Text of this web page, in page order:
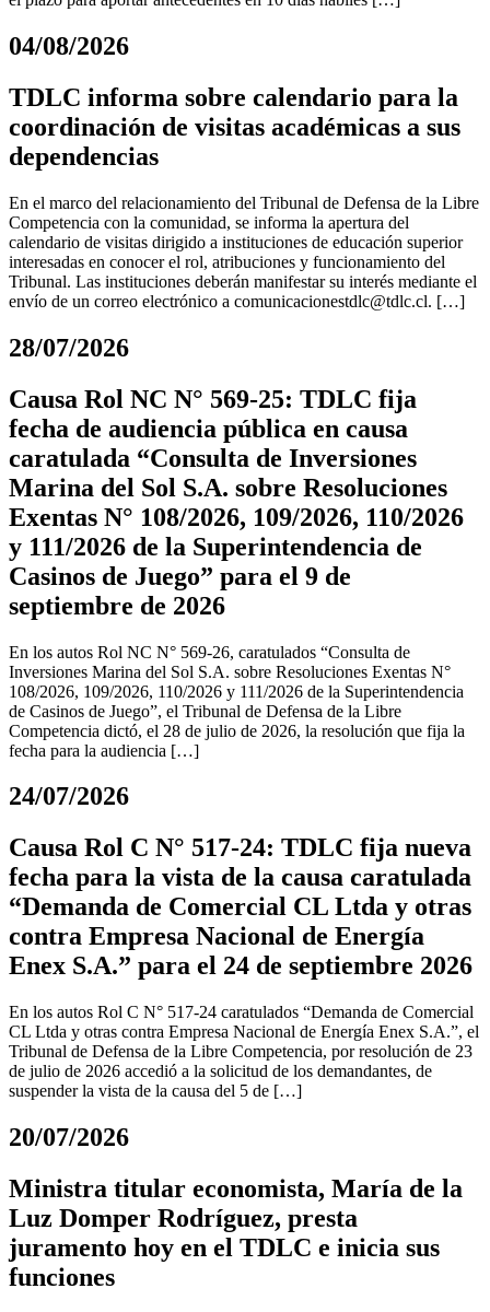
04/08/2026
TDLC informa sobre calendario para la
coordinación de visitas académicas a sus
dependencias
En el marco del relacionamiento del Tribunal de Defensa de la Libre
Competencia con la comunidad, se informa la apertura del
calendario de visitas dirigido a instituciones de educación superior
interesadas en conocer el rol, atribuciones y funcionamiento del
Tribunal. Las instituciones deberán manifestar su interés mediante el
envío de un correo electrónico a comunicacionestdlc@tdlc.cl. […]
28/07/2026
Causa Rol NC N° 569-25: TDLC fija
fecha de audiencia pública en causa
caratulada “Consulta de Inversiones
Marina del Sol S.A. sobre Resoluciones
Exentas N° 108/2026, 109/2026, 110/2026
y 111/2026 de la Superintendencia de
Casinos de Juego” para el 9 de
septiembre de 2026
En los autos Rol NC N° 569-26, caratulados “Consulta de
Inversiones Marina del Sol S.A. sobre Resoluciones Exentas N°
108/2026, 109/2026, 110/2026 y 111/2026 de la Superintendencia
de Casinos de Juego”, el Tribunal de Defensa de la Libre
Competencia dictó, el 28 de julio de 2026, la resolución que fija la
fecha para la audiencia […]
24/07/2026
Causa Rol C N° 517-24: TDLC fija nueva
fecha para la vista de la causa caratulada
“Demanda de Comercial CL Ltda y otras
contra Empresa Nacional de Energía
Enex S.A.” para el 24 de septiembre 2026
En los autos Rol C N° 517-24 caratulados “Demanda de Comercial
CL Ltda y otras contra Empresa Nacional de Energía Enex S.A.”, el
Tribunal de Defensa de la Libre Competencia, por resolución de 23
de julio de 2026 accedió a la solicitud de los demandantes, de
suspender la vista de la causa del 5 de […]
20/07/2026
Ministra titular economista, María de la
Luz Domper Rodríguez, presta
juramento hoy en el TDLC e inicia sus
funciones